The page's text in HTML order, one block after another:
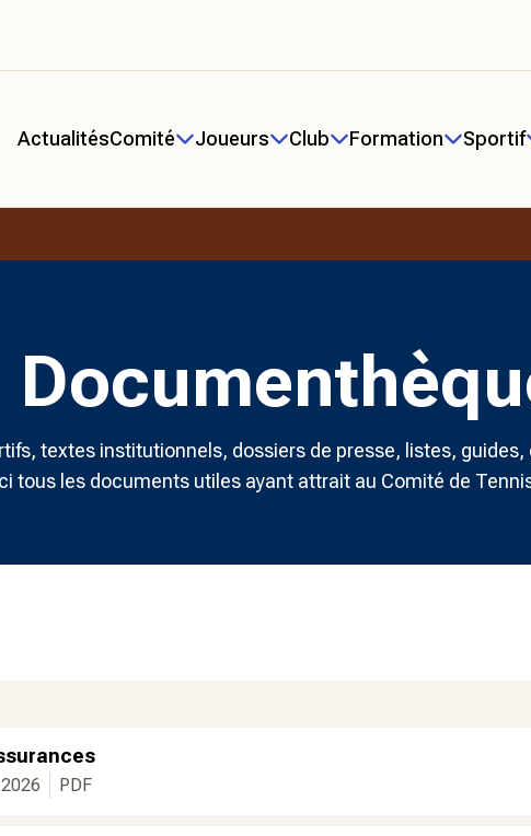
ActualitésComité Joueurs Club Formation Sportif
textes institutionnels, dossiers de presse, listes,
tous les documents utiles ayant attrait au Comité de
PDF